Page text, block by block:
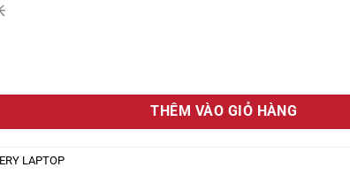
Battery-NBD151.jpg số lượng
THÊM VÀO GIỎ HÀNG
LAPTOP